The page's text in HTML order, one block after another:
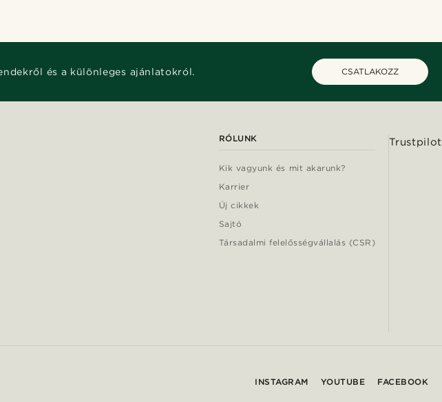
és a különleges ajánlatokról. CSATLAKOZZ
RÓLUNK
Kik vagyunk és mit akarunk?
Karrier
Új cikkek
Sajtó
Társadalmi felelősségvállalás (CSR)
Trustpilot
INSTAGRAM YOUTUBE FACEBOOK